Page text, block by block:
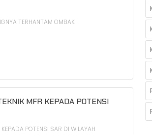
TERHANTAM OMBAK
MFR KEPADA POTENSI
POTENSI SAR DI WILAYAH